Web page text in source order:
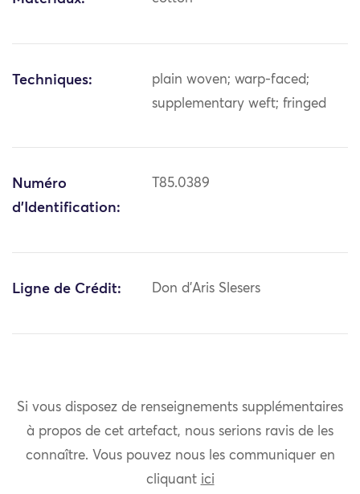
Techniques:
plain woven; warp-faced;
supplementary weft; fringed
Numéro
d'Identification:
T85.0389
Ligne de Crédit: Don d'Aris Slesers
Si vous disposez de renseignements supplémentaires
à propos de cet artefact, nous serions ravis de les
connaître. Vous pouvez nous les communiquer en
cliquant ici